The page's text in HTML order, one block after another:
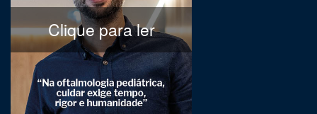
Clique para ler